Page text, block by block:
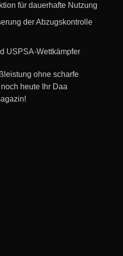
für dauerhafte Nutzung
der Abzugskontrolle
USPSA-Wettkämpfer
ohne scharfe
heute Ihr Daa